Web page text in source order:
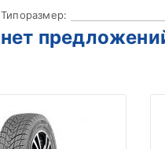
Типоразмер:
нет